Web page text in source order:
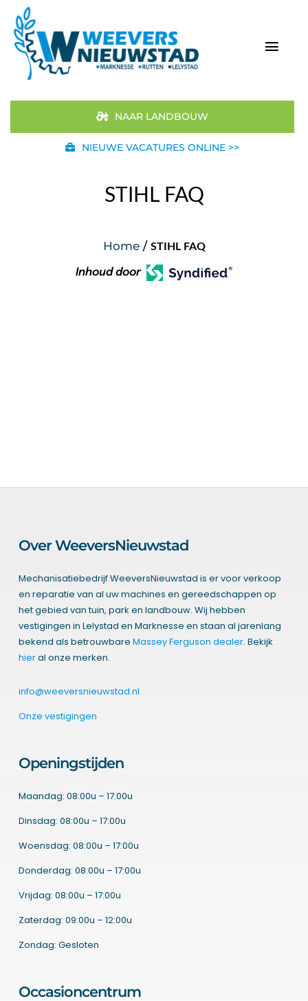
naar
inhoud
Aanbod
Occasions
NAAR LANDBOUW
NIEUWE VACATURES ONLINE >>
STIHL FAQ
Home/ STIHL FAQ
Inhoud door
Over WeeversNieuwstad
Mechanisatiebedrijf WeeversNieuwstad is er voor verkoop
en reparatie van al uw machines en gereedschappen op
het gebied van tuin, park en landbouw. Wij hebben
vestigingen in Lelystad en Marknesse en staan al jarenlang
bekend als betrouwbare Massey Ferguson dealer. Bekijk
hieral onze merken.
info@weeversnieuwstad.nl
Onze vestigingen
Openingstijden
Maandag: 08:00u – 17:00u
Dinsdag: 08:00u – 17:00u
Woensdag: 08:00u – 17:00u
Donderdag: 08:00u – 17:00u
Vrijdag: 08:00u – 17:00u
Zaterdag: 09:00u – 12:00u
Zondag: Gesloten
Occasioncentrum